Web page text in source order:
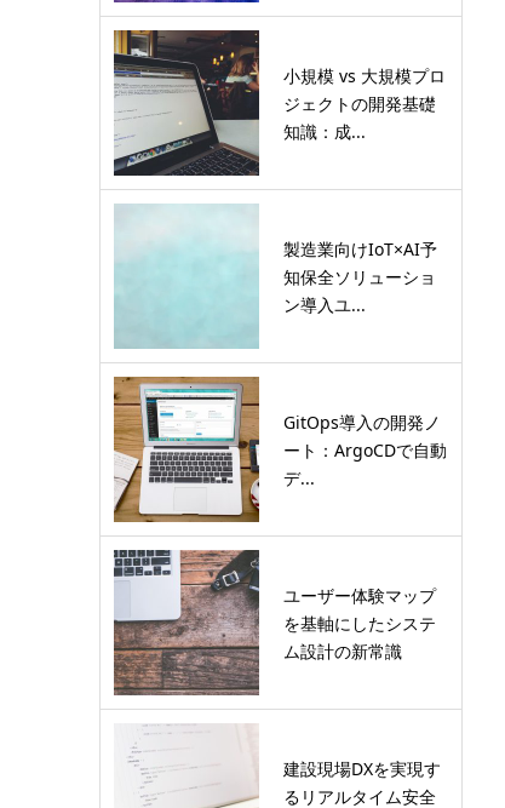
小規模 vs 大規模プロ
ジェクトの開発基礎
知識：成...
製造業向けIoT×AI予
知保全ソリューショ
ン導入ユ...
GitOps導入の開発ノ
ート：ArgoCDで自動
デ...
ユーザー体験マップ
を基軸にしたシステ
ム設計の新常識
建設現場DXを実現す
るリアルタイム安全